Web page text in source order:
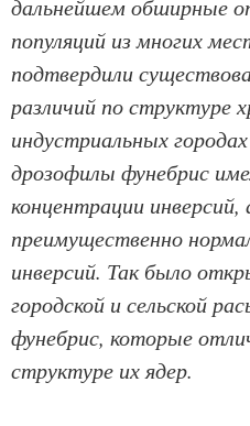
дальнейшем обширные
популяций из многих
подтвердили
различий по структуре
индустриальных
дрозофилы фунебрис
концентрации инверсий,
преимущественно
инверсий. Так было
городской и сельской
фунебрис, которые
структуре их ядер.